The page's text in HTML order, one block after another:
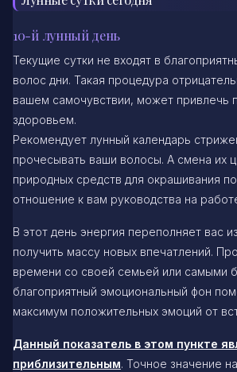
10-й лунный день
Текущие сутки не входят в
волос дни. Такая процедура
вашем самочувствии, может привлечь
здоровьем.
Рекомендует лунный календарь
прочесывать ваши волосы. А смена их
природных средств для окрашивания
отношение к вам руководства на
В этот день энергия переполняет вас
получить массу новых впечатлений.
времени со своей семьей или самыми
благоприятный эмоциональный фон
максимум положительных эмоций от
Данный показатель в этом пункте
приблизительным. Точное значение